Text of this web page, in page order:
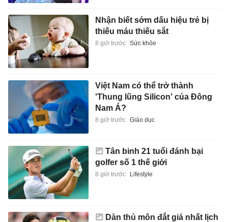
Nhận biết sớm dấu hiệu trẻ bị
thiếu máu thiếu sắt
8 giờ trước Sức khỏe
Việt Nam có thể trở thành
'Thung lũng Silicon' của Đông
Nam Á?
8 giờ trước Giáo dục
Tân binh 21 tuổi đánh bại
golfer số 1 thế giới
8 giờ trước Lifestyle
Dàn thủ môn đắt giá nhất lịch